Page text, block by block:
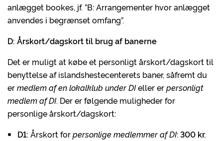
anlægget bookes, jf. ”B: Arrangementer hvor anlægget
anvendes i begrænset omfang”.
D: Årskort/dagskort til brug af banerne
Det er muligt at købe et personligt årskort/dagskort til
benyttelse af islandshestecenterets baner, såfremt du
ermedlem af en lokalklub under DIeller erpersonligt
medlem af DI. Der er følgende muligheder for
personlige årskort/dagskort:
D1: Årskort forpersonlige medlemmer af DI:300 kr.